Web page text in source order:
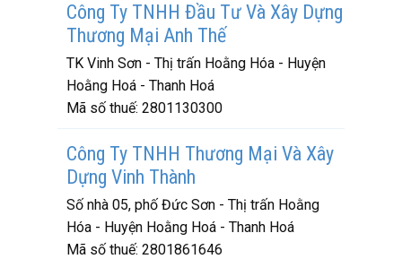
Công Ty TNHH Đầu Tư Và Xây Dựng
Thương Mại Anh Thế
TK Vinh Sơn - Thị trấn Hoằng Hóa - Huyện
Hoằng Hoá - Thanh Hoá
Mã số thuế: 2801130300
Công Ty TNHH Thương Mại Và Xây
Dựng Vinh Thành
Số nhà 05, phố Đức Sơn - Thị trấn Hoằng
Hóa - Huyện Hoằng Hoá - Thanh Hoá
Mã số thuế: 2801861646